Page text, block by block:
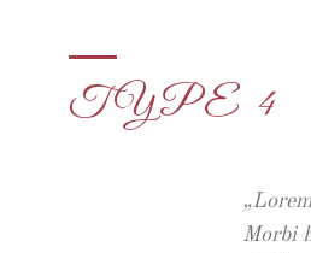
TYPE 4
Morbi